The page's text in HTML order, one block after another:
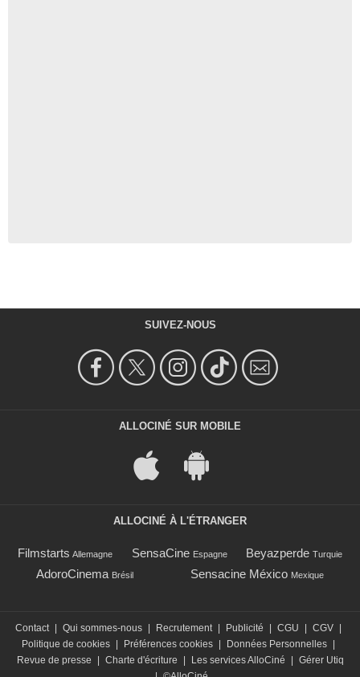
SUIVEZ-NOUS
ALLOCINÉ SUR MOBILE
ALLOCINÉ À L'ÉTRANGER
Filmstarts Allemagne SensaCine Espagne Beyazperde Turquie
AdoroCinema Brésil Sensacine México Mexique
Contact Qui sommes-nous Recrutement Publicité CGU CGV
Politique de cookies
Préférences cookies Données Personnelles
Revue de presse
Charte d'écriture Les services AlloCiné
Gérer Utiq